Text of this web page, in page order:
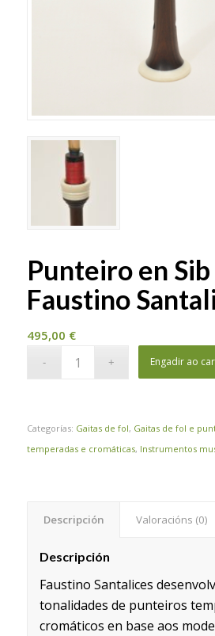
Punteiro en
Faustino
495,00 €
Engadir ao
Categorías: Gaitas de fol, Gaitas de fol e
temperadas e cromáticas, Instrumentos
Descripción Valoracións (0)
Descripción
Faustino Santalices
tonalidades de punteiros
cromáticos en base aos